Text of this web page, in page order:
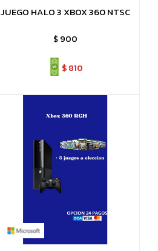
JUEGO HALO 3 XBOX 360 NTSC
$ 900
$810